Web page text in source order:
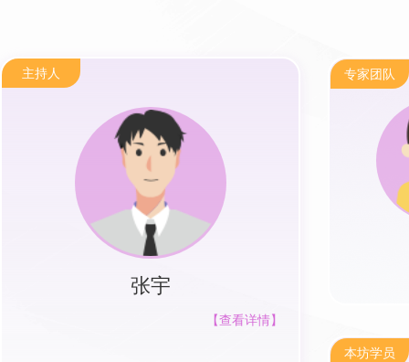
主持人
张宇
【查看详情】
专家团队
本坊学员